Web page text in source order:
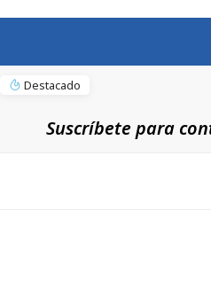
Destacado
Suscríbete para